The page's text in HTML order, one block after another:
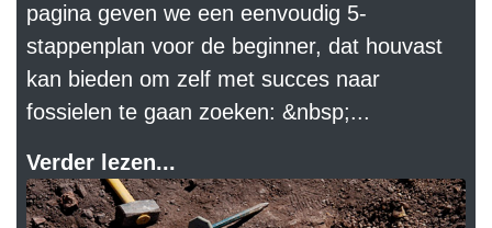
pagina geven we een eenvoudig 5-
stappenplan voor de beginner, dat houvast
kan bieden om zelf met succes naar
fossielen te gaan zoeken: &nbsp;...
Verder lezen...